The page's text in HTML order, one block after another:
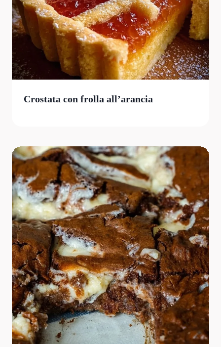
Crostata con frolla all’arancia